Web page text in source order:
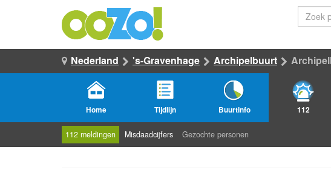
Nederland 's-Gravenhage Archipelbuurt
Home Tijdlijn Buurtinfo 112
112 meldingen Misdaadcijfers Gezochte personen